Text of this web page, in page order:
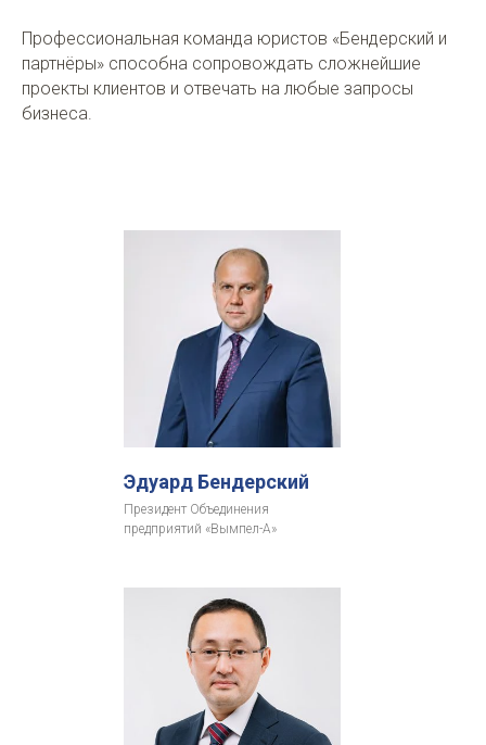
Профессиональная команда юристов «Бендерский и
партнёры» способна сопровождать сложнейшие
проекты клиентов и отвечать на любые запросы
бизнеса.
Эдуард Бендерский
Президент Объединения
предприятий «Вымпел-А»